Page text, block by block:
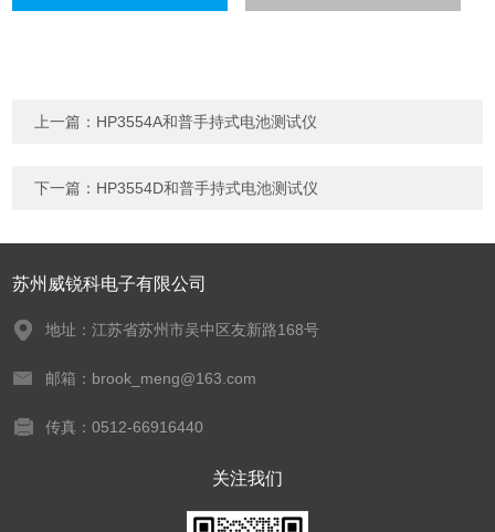
上一篇： HP3554A和普手持式电池测试仪
下一篇： HP3554D和普手持式电池测试仪
苏州威锐科电子有限公司
地址：江苏省苏州市吴中区友新路168号
邮箱：brook_meng@163.com
传真：0512-66916440
关注我们